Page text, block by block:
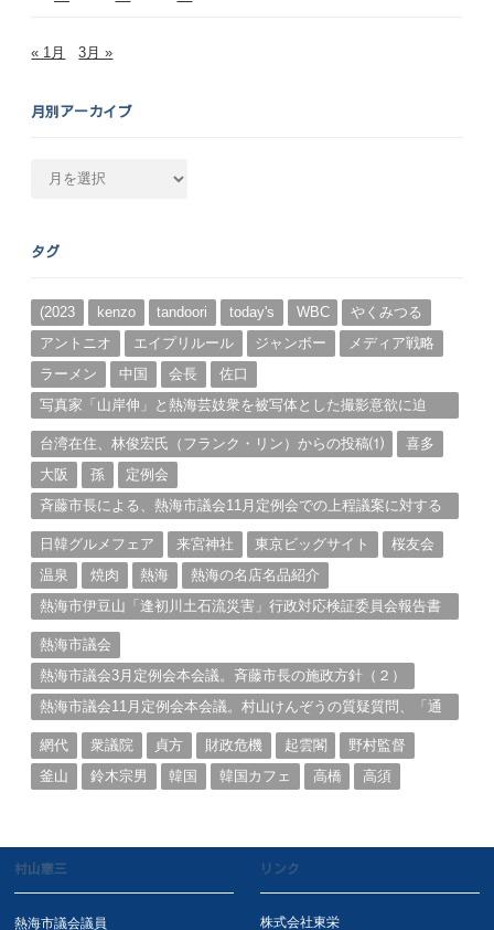
« 1月 3月 »
月別アーカイブ
カ
ブ
タグ
(2023 kenzo tandoori today's WBC
やくみつる
アントニオ
エイプリルール ジャンボー
メディア戦略
ラーメン
中国 会長
佐口
写真家「山岸伸」と熱海芸妓衆を被写体とした撮影意欲に迫
台湾在住、林俊宏氏（フランク・リン）からの投稿⑴
喜多
大阪
孫
定例会
斉藤市長による、熱海市議会11月定例会での上程議案に対する
日韓グルメフェア
来宮神社 東京ビッグサイト
桜友会
温泉
焼肉 熱海
熱海の名店名品紹介
熱海市伊豆山「逢初川土石流災害」行政対応検証委員会報告書
熱海市議会
熱海市議会3月定例会本会議。斉藤市長の施政方針（２）
熱海市議会11月定例会本会議。村山けんぞうの質疑質問、「通
網代
衆議院 貞方 財政危機 起雲閣
野村監督
釜山
鈴木宗男 韓国 韓国カフェ 高橋 高須
村山憲三
熱海市議会議員
リンク
株式会社東栄